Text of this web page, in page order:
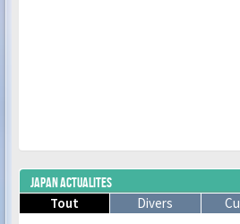
JAPAN ACTUALITES
Tout
Divers